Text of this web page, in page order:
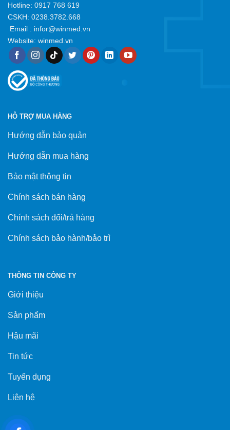
Hotline: 0917 768 619
CSKH: 0238.3782.668
Email : infor@winmed.vn
Website: winmed.vn
HỖ TRỢ MUA HÀNG
Hướng dẫn bảo quản
Hướng dẫn mua hàng
Bảo mật thông tin
Chính sách bán hàng
Chính sách đổi/trả hàng
Chính sách bảo hành/bảo trì
THÔNG TIN CÔNG TY
Giới thiệu
Sản phẩm
Hậu mãi
Tin tức
Tuyển dụng
Liên hệ